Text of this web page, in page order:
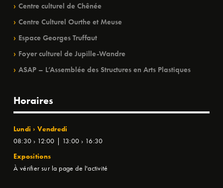
Centre culturel de Chênée
Centre Culturel Ourthe et Meuse
Espace Georges Truffaut
Foyer culturel de Jupille-Wandre
ASAP – L’Assemblée des Structures en Arts Plastiques
Horaires
Lundi › Vendredi
08:30 › 12:00 | 13:00 › 16:30
Expositions
À vérifier sur la page de l'activité